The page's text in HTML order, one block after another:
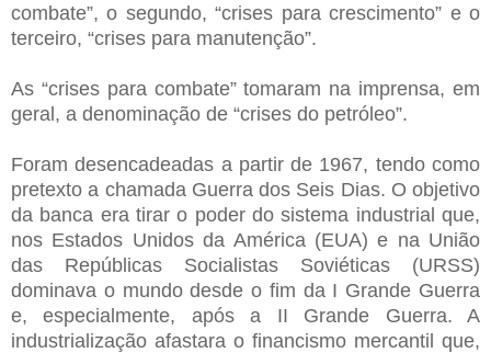
combate”, o segundo, “crises para crescimento” e o
terceiro, “crises para manutenção”.
As “crises para combate” tomaram na imprensa, em
geral, a denominação de “crises do petróleo”.
Foram desencadeadas a partir de 1967, tendo como
pretexto a chamada Guerra dos Seis Dias. O objetivo
da banca era tirar o poder do sistema industrial que,
nos Estados Unidos da América (EUA) e na União
das Repúblicas Socialistas Soviéticas (URSS)
dominava o mundo desde o fim da I Grande Guerra
e, especialmente, após a II Grande Guerra. A
industrialização afastara o financismo mercantil que,